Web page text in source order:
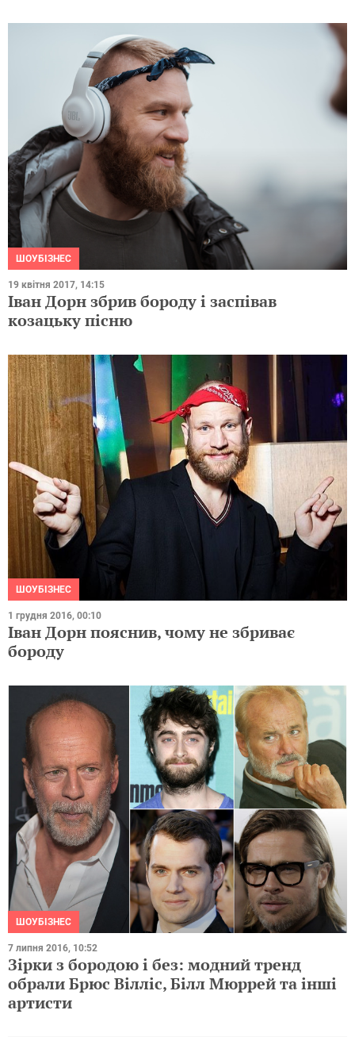
ШОУБІЗНЕС
19 квітня 2017, 14:15
Іван Дорн збрив бороду і заспівав
козацьку пісню
ШОУБІЗНЕС
1 грудня 2016, 00:10
Іван Дорн пояснив, чому не збриває
бороду
ШОУБІЗНЕС
7 липня 2016, 10:52
Зірки з бородою і без: модний тренд
обрали Брюс Вілліс, Білл Мюррей та інші
артисти